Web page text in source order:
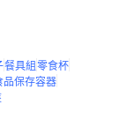
餐具組零食杯
品保存容器